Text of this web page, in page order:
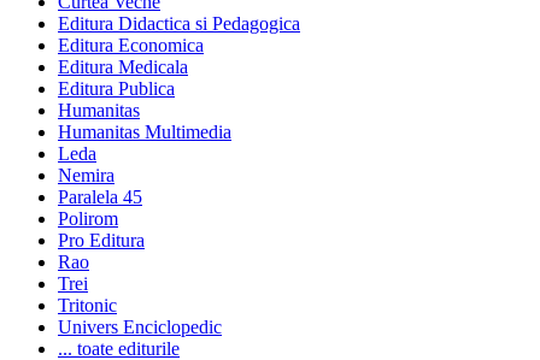
Editura Didactica si Pedagogica
Editura Economica
Editura Medicala
Editura Publica
Humanitas
Humanitas Multimedia
Leda
Nemira
Paralela 45
Polirom
Pro Editura
Rao
Trei
Tritonic
Univers Enciclopedic
... toate editurile